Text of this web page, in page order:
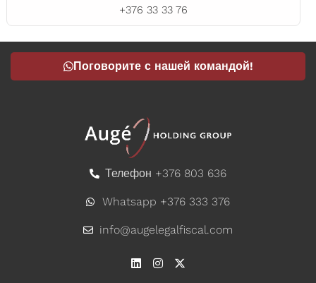
+376 33 33 76
Поговорите с нашей командой!
Телефон +376 803 636
Whatsapp +376 333 376
info@augelegalfiscal.com